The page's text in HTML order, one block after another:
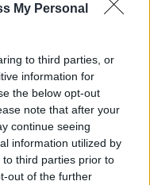
My Personal
to third parties, or
information for
the below opt-out
note that after your
continue seeing
information utilized by
third parties prior to
out of the further